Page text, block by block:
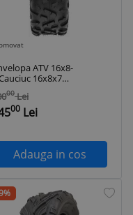
ATV 16x8-
16x8x7
BIGHORN
00 Lei
00 Lei
Adauga in cos